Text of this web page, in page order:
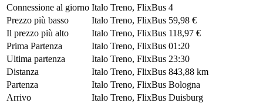
Connessione al giorno Italo Treno, FlixBus 4
Prezzo più basso
Italo Treno, FlixBus 59,98 €
Il prezzo più alto
Italo Treno, FlixBus 118,97 €
Prima Partenza
Italo Treno, FlixBus 01:20
Ultima partenza
Italo Treno, FlixBus 23:30
Distanza
Italo Treno, FlixBus 843,88 km
Partenza
Italo Treno, FlixBus Bologna
Arrivo
Italo Treno, FlixBus Duisburg